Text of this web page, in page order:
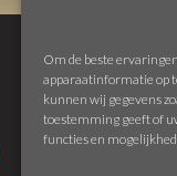
Om de beste
apparaatinformatie op
kunnen wij gegevens
toestemming geeft of
functies en